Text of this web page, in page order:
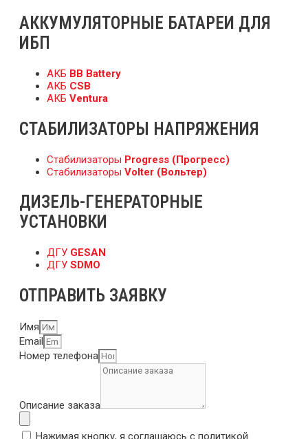
АККУМУЛЯТОРНЫЕ БАТАРЕИ ДЛЯ
ИБП
АКБ BB Battery
АКБ CSB
АКБ Ventura
СТАБИЛИЗАТОРЫ НАПРЯЖЕНИЯ
Стабилизаторы Progress (Прогресс)
Стабилизаторы Volter (Вольтер)
ДИЗЕЛЬ-ГЕНЕРАТОРНЫЕ
УСТАНОВКИ
ДГУ GESAN
ДГУ SDMO
ОТПРАВИТЬ ЗАЯВКУ
Имя
Email
Номер телефона
Описание заказа
Нажимая кнопку, я соглашаюсь с политикой